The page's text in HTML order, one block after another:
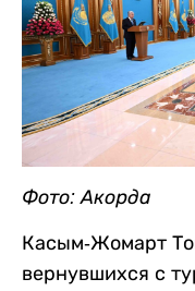
Фото: Акорда
Касым-Жомарт
вернувшихся с